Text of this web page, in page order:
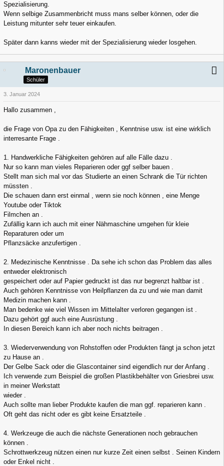
Spezialisierung.
Wenn selbige Zusammenbricht muss mans selber können, oder die
Leistung mitunter sehr teuer einkaufen.
Später dann kanns wieder mit der Spezialisierung wieder losgehen.
Maronenbauer
Schüler
3. Januar 2024
Hallo zusammen ,
die Frage von Opa zu den Fähigkeiten , Kenntnise usw. ist eine wirklich
interresante Frage .
1. Handwerkliche Fähigkeiten gehören auf alle Fälle dazu .
Nur so kann man vieles Reparieren oder ggf selber bauen .
Stellt man sich mal vor das Studierte an einen Schrank die Tür richten
müssten .
Die schauen dann erst einmal , wenn sie noch können , eine Menge
Youtube oder Tiktok
Filmchen an .
Zufällig kann ich auch mit einer Nähmaschine umgehen für kleie
Reparaturen oder um
Pflanzsäcke anzufertigen .
2. Medezinische Kenntnisse . Da sehe ich schon das Problem das alles
entweder elektronisch
gespeichert oder auf Papier gedruckt ist das nur begrenzt haltbar ist .
Auch gehören Kenntnisse von Heilpflanzen da zu und wie man damit
Medizin machen kann .
Man bedenke wie viel Wissen im Mittelalter verloren gegangen ist .
Dazu gehört ggf auch eine Ausrüstung .
In diesen Bereich kann ich aber noch nichts beitragen .
3. Wiederverwendung von Rohstoffen oder Produkten fängt ja schon jetzt
zu Hause an .
Der Gelbe Sack oder die Glascontainer sind eigendlich nur der Anfang .
Ich verwende zum Beispiel die großen Plastikbehälter von Griesbrei usw.
in meiner Werkstatt
wieder .
Auch sollte man lieber Produkte kaufen die man ggf. reparieren kann .
Oft geht das nicht oder es gibt keine Ersatzteile .
4. Werkzeuge die auch die nächste Generationen noch gebrauchen
können .
Schrottwerkzeug nützen einen nur kurze Zeit einen selbst . Seinen Kindern
oder Enkel nicht .